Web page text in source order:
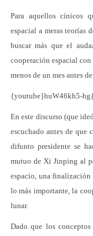
Para aquellos cínicos
espacial a meras teorías
buscar más que el
cooperación espacial
menos de un mes antes
{youtube}huW46kh5-
En este discurso (que
escuchado antes de que
difunto presidente se
mutuo de Xi Jinping al
espacio, una finalización
lo más importante, la
lunar.
Dado que los